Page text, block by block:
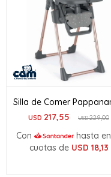
Silla de Comer
USD 217,55 USD229,00
Con hasta en
cuotas de USD 18,13